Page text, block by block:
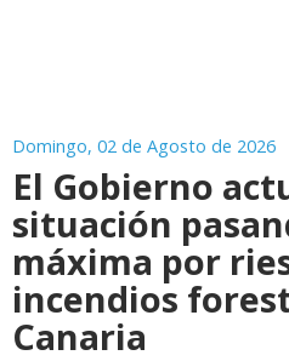
Domingo, 02 de Agosto de 2026
El Gobierno
situación
máxima por
incendios
Canaria